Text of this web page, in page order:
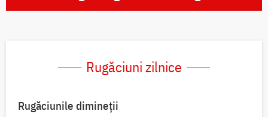
Rugăciuni zilnice
Rugăciunile dimineții